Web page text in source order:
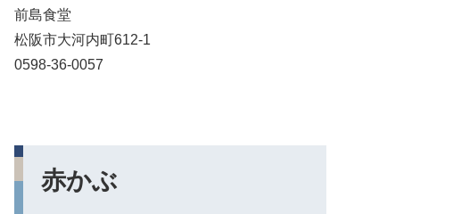
前島食堂
松阪市大河内町612-1
0598-36-0057
赤かぶ